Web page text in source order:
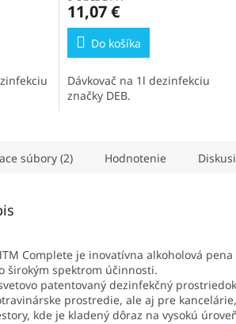
11,07 €
Do košíka
Dávkovač na 1l dezinfekciu
značky DEB.
súbory (2) Hodnotenie
Complete je inovatívna alkoholová
širokým spektrom účinnosti.
patentovaný dezinfekčný
prostredie, ale aj pre
kde je kladený dôraz na vysokú